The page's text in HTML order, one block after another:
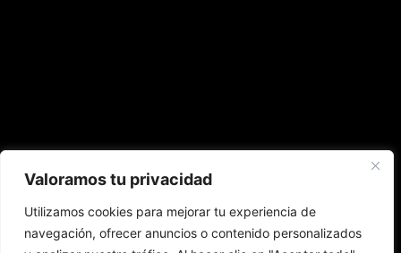
Valoramos tu privacidad
Utilizamos cookies para mejorar tu experiencia de
navegación, ofrecer anuncios o contenido personalizados